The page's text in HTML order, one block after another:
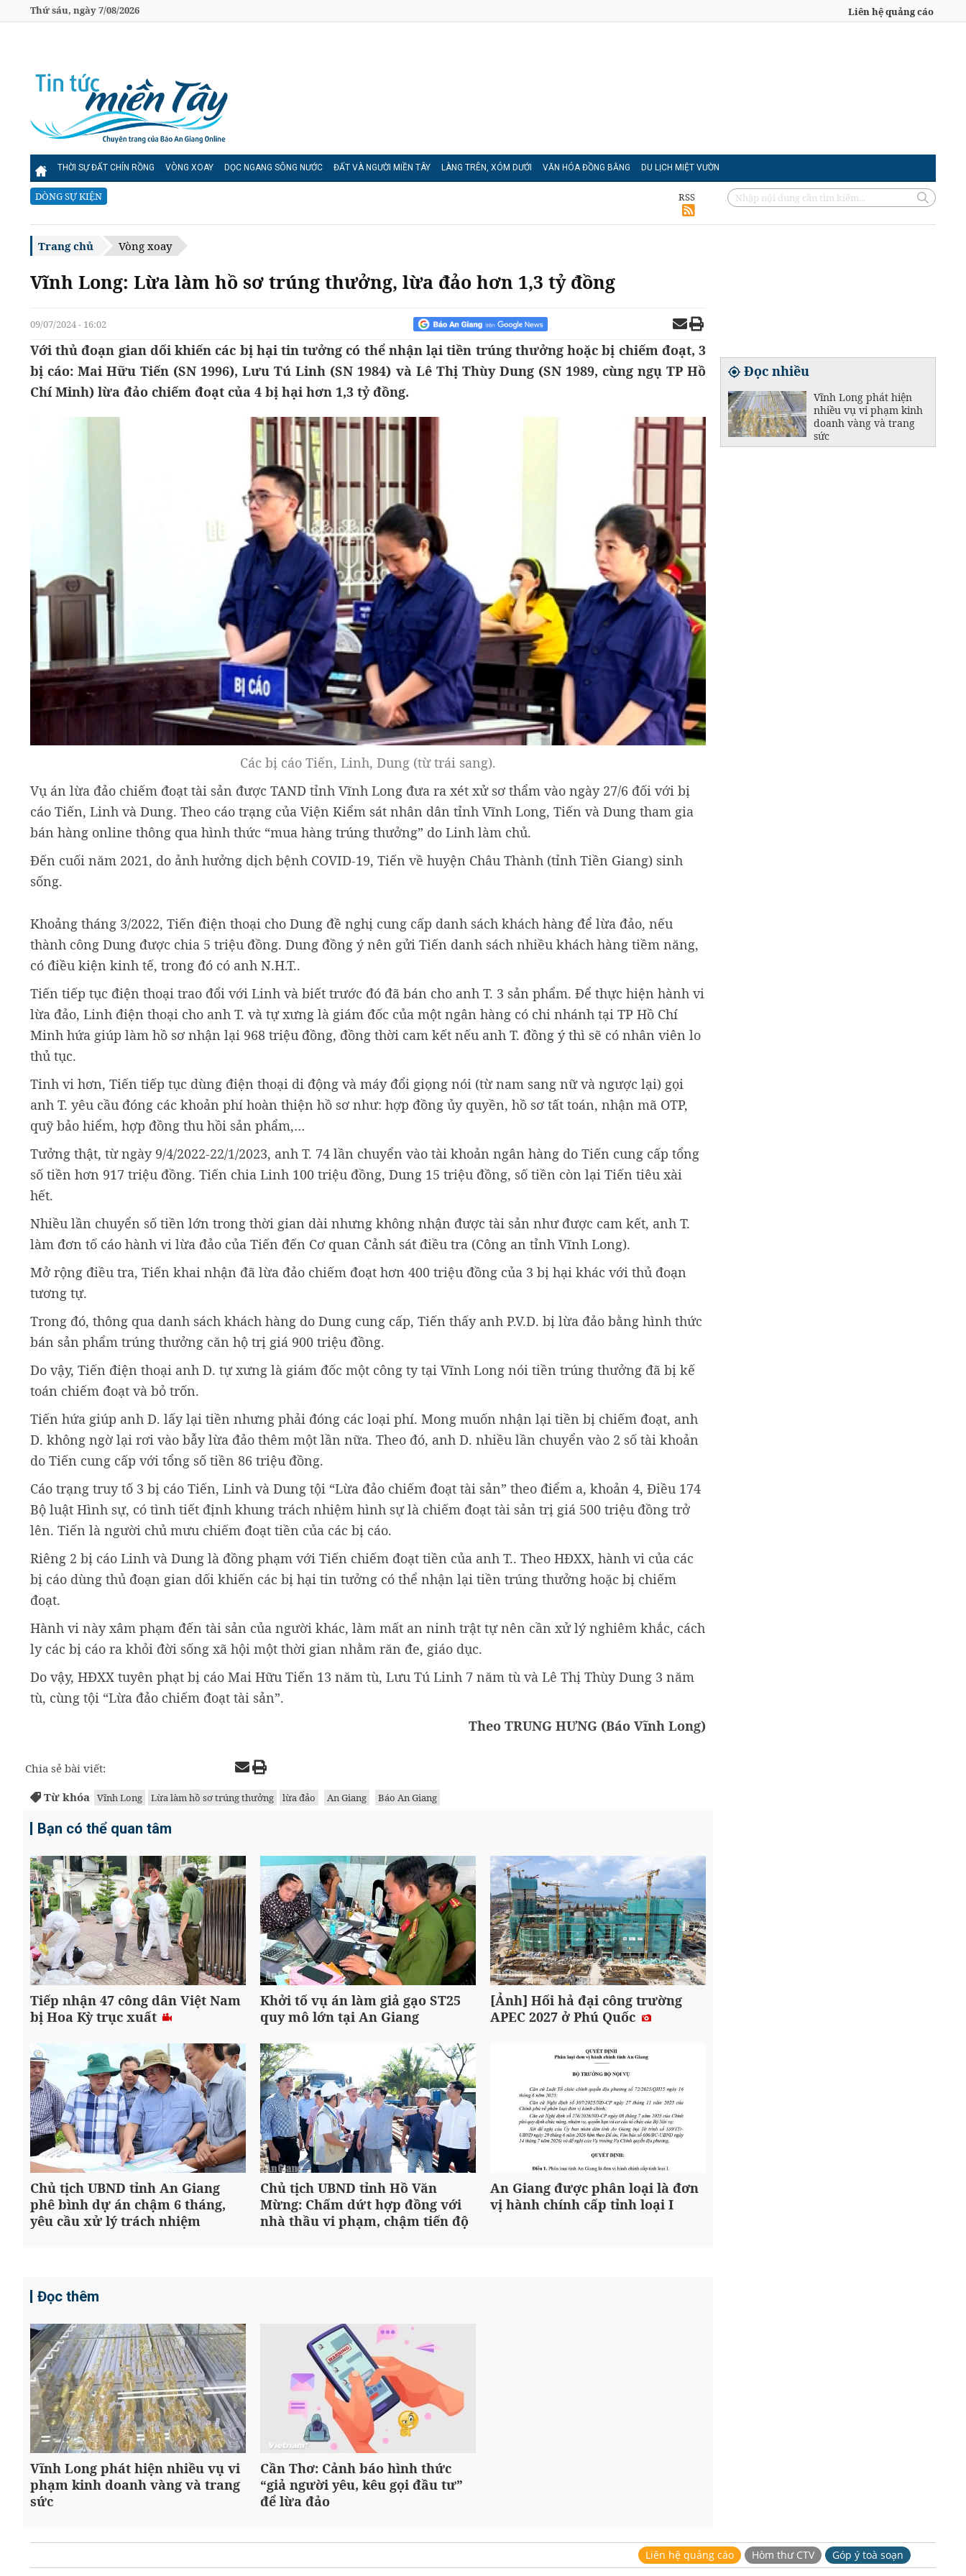
Thứ sáu, ngày 7/08/2026 Liên hệ quảng cáo
THỜI SỰ ĐẤT CHÍN RỒNG VÒNG XOAY DỌC NGANG SÔNG NƯỚC ĐẤT VÀ NGƯỜI MIỀN TÂY LÀNG TRÊN, XÓM DƯỚI VĂN HÓA ĐỒNG BẰNG DU LỊCH MIỆT VƯỜN
DÒNG SỰ KIỆN RSS
Trang chủ Vòng xoay
Vĩnh Long: Lừa làm hồ sơ trúng thưởng, lừa đảo hơn 1,3 tỷ đồng
09/07/2024 - 16:02
Với thủ đoạn gian dối khiến các bị hại tin tưởng có thể nhận lại tiền trúng thưởng hoặc bị chiếm đoạt, 3
bị cáo: Mai Hữu Tiến (SN 1996), Lưu Tú Linh (SN 1984) và Lê Thị Thùy Dung (SN 1989, cùng ngụ TP Hồ
Chí Minh) lừa đảo chiếm đoạt của 4 bị hại hơn 1,3 tỷ đồng.
Các bị cáo Tiến, Linh, Dung (từ trái sang).
Vụ án lừa đảo chiếm đoạt tài sản được TAND tỉnh Vĩnh Long đưa ra xét xử sơ thẩm vào ngày 27/6 đối với bị
cáo Tiến, Linh và Dung. Theo cáo trạng của Viện Kiểm sát nhân dân tỉnh Vĩnh Long, Tiến và Dung tham gia
bán hàng online thông qua hình thức “mua hàng trúng thưởng” do Linh làm chủ.
Đến cuối năm 2021, do ảnh hưởng dịch bệnh COVID-19, Tiến về huyện Châu Thành (tỉnh Tiền Giang) sinh
sống.
Khoảng tháng 3/2022, Tiến điện thoại cho Dung đề nghị cung cấp danh sách khách hàng để lừa đảo, nếu
thành công Dung được chia 5 triệu đồng. Dung đồng ý nên gửi Tiến danh sách nhiều khách hàng tiềm năng,
có điều kiện kinh tế, trong đó có anh N.H.T..
Tiến tiếp tục điện thoại trao đổi với Linh và biết trước đó đã bán cho anh T. 3 sản phẩm. Để thực hiện hành vi
lừa đảo, Linh điện thoại cho anh T. và tự xưng là giám đốc của một ngân hàng có chi nhánh tại TP Hồ Chí
Minh hứa giúp làm hồ sơ nhận lại 968 triệu đồng, đồng thời cam kết nếu anh T. đồng ý thì sẽ có nhân viên lo
thủ tục.
Tinh vi hơn, Tiến tiếp tục dùng điện thoại di động và máy đổi giọng nói (từ nam sang nữ và ngược lại) gọi
anh T. yêu cầu đóng các khoản phí hoàn thiện hồ sơ như: hợp đồng ủy quyền, hồ sơ tất toán, nhận mã OTP,
quỹ bảo hiểm, hợp đồng thu hồi sản phẩm,…
Tưởng thật, từ ngày 9/4/2022-22/1/2023, anh T. 74 lần chuyển vào tài khoản ngân hàng do Tiến cung cấp tổng
số tiền hơn 917 triệu đồng. Tiến chia Linh 100 triệu đồng, Dung 15 triệu đồng, số tiền còn lại Tiến tiêu xài
hết.
Nhiều lần chuyển số tiền lớn trong thời gian dài nhưng không nhận được tài sản như được cam kết, anh T.
làm đơn tố cáo hành vi lừa đảo của Tiến đến Cơ quan Cảnh sát điều tra (Công an tỉnh Vĩnh Long).
Mở rộng điều tra, Tiến khai nhận đã lừa đảo chiếm đoạt hơn 400 triệu đồng của 3 bị hại khác với thủ đoạn
tương tự.
Trong đó, thông qua danh sách khách hàng do Dung cung cấp, Tiến thấy anh P.V.D. bị lừa đảo bằng hình thức
bán sản phẩm trúng thưởng căn hộ trị giá 900 triệu đồng.
Do vậy, Tiến điện thoại anh D. tự xưng là giám đốc một công ty tại Vĩnh Long nói tiền trúng thưởng đã bị kế
toán chiếm đoạt và bỏ trốn.
Tiến hứa giúp anh D. lấy lại tiền nhưng phải đóng các loại phí. Mong muốn nhận lại tiền bị chiếm đoạt, anh
D. không ngờ lại rơi vào bẫy lừa đảo thêm một lần nữa. Theo đó, anh D. nhiều lần chuyển vào 2 số tài khoản
do Tiến cung cấp với tổng số tiền 86 triệu đồng.
Cáo trạng truy tố 3 bị cáo Tiến, Linh và Dung tội “Lừa đảo chiếm đoạt tài sản” theo điểm a, khoản 4, Điều 174
Bộ luật Hình sự, có tình tiết định khung trách nhiệm hình sự là chiếm đoạt tài sản trị giá 500 triệu đồng trở
lên. Tiến là người chủ mưu chiếm đoạt tiền của các bị cáo.
Riêng 2 bị cáo Linh và Dung là đồng phạm với Tiến chiếm đoạt tiền của anh T.. Theo HĐXX, hành vi của các
bị cáo dùng thủ đoạn gian dối khiến các bị hại tin tưởng có thể nhận lại tiền trúng thưởng hoặc bị chiếm
đoạt.
Hành vi này xâm phạm đến tài sản của người khác, làm mất an ninh trật tự nên cần xử lý nghiêm khắc, cách
ly các bị cáo ra khỏi đời sống xã hội một thời gian nhằm răn đe, giáo dục.
Do vậy, HĐXX tuyên phạt bị cáo Mai Hữu Tiến 13 năm tù, Lưu Tú Linh 7 năm tù và Lê Thị Thùy Dung 3 năm
tù, cùng tội “Lừa đảo chiếm đoạt tài sản”.
Theo TRUNG HƯNG (Báo Vĩnh Long)
Chia sẻ bài viết:
Từ khóa Vĩnh Long Lừa làm hồ sơ trúng thưởng lừa đảo An Giang Báo An Giang
Bạn có thể quan tâm
Tiếp nhận 47 công dân Việt Nam
bị Hoa Kỳ trục xuất
Khởi tố vụ án làm giả gạo ST25
quy mô lớn tại An Giang
[Ảnh] Hối hả đại công trường
APEC 2027 ở Phú Quốc
Chủ tịch UBND tỉnh An Giang
phê bình dự án chậm 6 tháng,
yêu cầu xử lý trách nhiệm
Chủ tịch UBND tỉnh Hồ Văn
Mừng: Chấm dứt hợp đồng với
nhà thầu vi phạm, chậm tiến độ
An Giang được phân loại là đơn
vị hành chính cấp tỉnh loại I
Đọc thêm
Vĩnh Long phát hiện nhiều vụ vi
phạm kinh doanh vàng và trang
sức
Cần Thơ: Cảnh báo hình thức
“giả người yêu, kêu gọi đầu tư”
để lừa đảo
Đọc nhiều
Vĩnh Long phát hiện
nhiều vụ vi phạm kinh
doanh vàng và trang
sức
Liên hệ quảng cáo Hòm thư CTV Góp ý toà soạn